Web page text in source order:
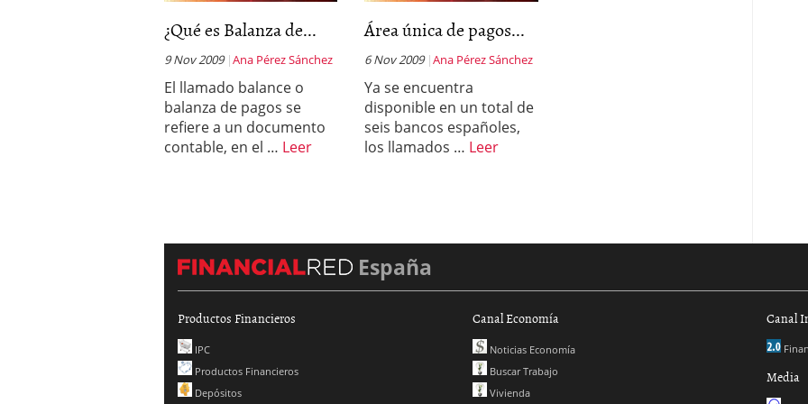
¿Qué es Balanza de...
9 Nov 2009 Ana Pérez Sánchez
El llamado balance o
balanza de pagos se
refiere a un documento
contable, en el … Leer
Área única de pagos...
6 Nov 2009 Ana Pérez Sánchez
Ya se encuentra
disponible en un total de
seis bancos españoles,
los llamados … Leer
España
Productos Financieros
IPC
Productos Financieros
Depósitos
Canal Economía
Noticias Economía
Buscar Trabajo
Vivienda
Canal
Media